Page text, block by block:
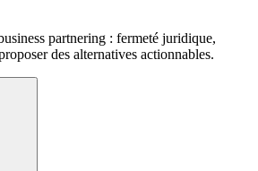
partnering : fermeté juridique,
des alternatives actionnables.